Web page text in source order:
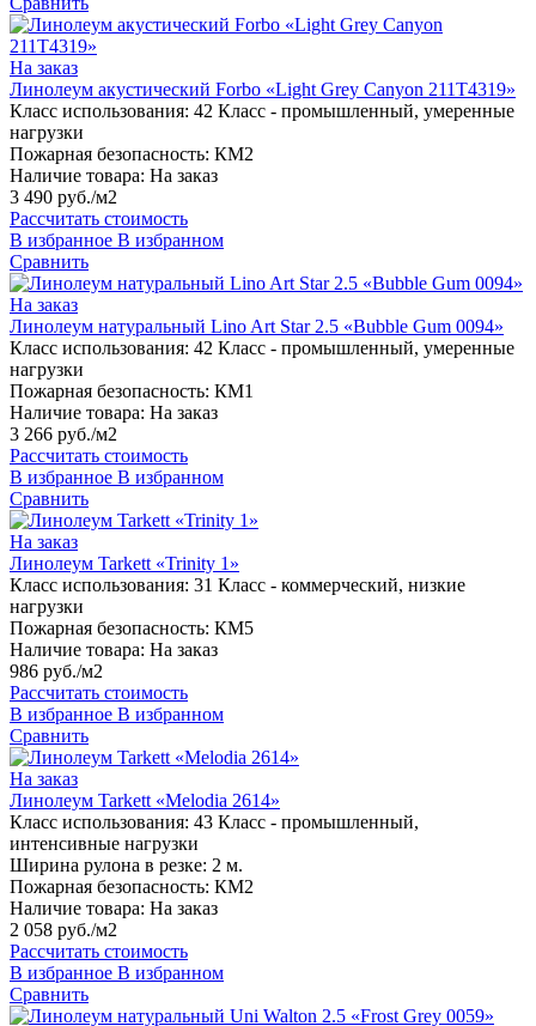
На заказ
Линолеум акустический Forbo «Light Grey Canyon 211T4319»
Класс использования: 42 Класс - промышленный, умеренные
нагрузки
Пожарная безопасность: КМ2
Наличие товара: На заказ
3 490 руб./м2
Рассчитать стоимость
В избранное В избранном
Сравнить
На заказ
Линолеум натуральный Lino Art Star 2.5 «Bubble Gum 0094»
Класс использования: 42 Класс - промышленный, умеренные
нагрузки
Пожарная безопасность: КМ1
Наличие товара: На заказ
3 266 руб./м2
Рассчитать стоимость
В избранное В избранном
Сравнить
На заказ
Линолеум Tarkett «Trinity 1»
Класс использования: 31 Класс - коммерческий, низкие
нагрузки
Пожарная безопасность: КМ5
Наличие товара: На заказ
986 руб./м2
Рассчитать стоимость
В избранное В избранном
Сравнить
На заказ
Линолеум Tarkett «Melodia 2614»
Класс использования: 43 Класс - промышленный,
интенсивные нагрузки
Ширина рулона в резке: 2 м.
Пожарная безопасность: КМ2
Наличие товара: На заказ
2 058 руб./м2
Рассчитать стоимость
В избранное В избранном
Сравнить